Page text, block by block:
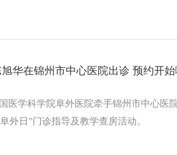
华在锦州市中心医院出诊 预约开始
学科学院阜外医院牵手锦州市中心医
外日”门诊指导及教学查房活动。